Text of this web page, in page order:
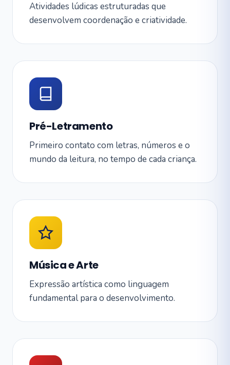
Atividades lúdicas estruturadas que
desenvolvem coordenação e criatividade.
Pré-Letramento
Primeiro contato com letras, números e o
mundo da leitura, no tempo de cada criança.
Música e Arte
Expressão artística como linguagem
fundamental para o desenvolvimento.